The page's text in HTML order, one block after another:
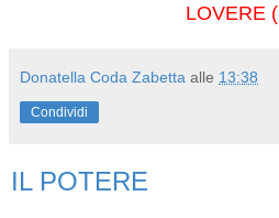
LOVERE
Donatella Coda Zabetta alle 13:38
Condividi
IL POTERE